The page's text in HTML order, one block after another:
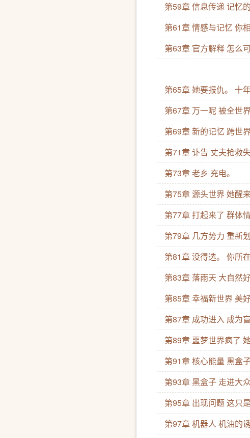
第59章 信息传递 记忆的
第61章 情感与记忆 你
第63章 官方解释 怎么
第65章 她要报仇。 十
第67章 万一呢 被全世
第69章 新的记忆 跨世
第71章 讣告 丈夫抢救失
第73章 老乡 充电。
第75章 源头世界 她醒来
第77章 打起来了 群体
第79章 几方势力 重新划
第81章 没得选。 你所
第83章 落雨天 大自然
第85章 幸福新世界 美
第87章 成功进入 成为
第89章 噩梦世界疯了
第91章 核心能量 黑盒
第93章 黑盒子 走进大众
第95章 出现问题 这只
第97章 机器人 机油的